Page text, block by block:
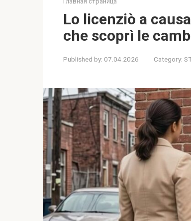
Lo licenziò a
che scoprì le
Published by: 07.04.2026 Category: